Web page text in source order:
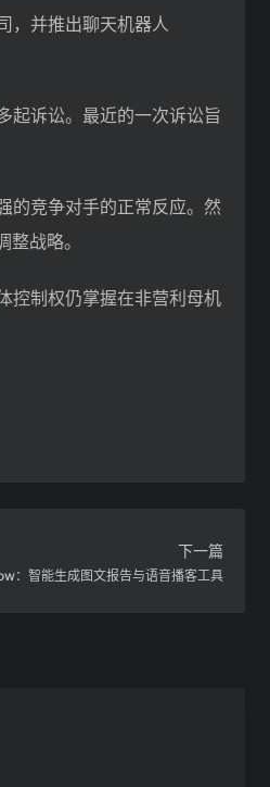
，并推出聊天机器人
起诉讼。最近的一次诉讼旨
的竞争对手的正常反应。然
战略。
控制权仍掌握在非营利母机
下一篇
：智能生成图文报告与语音播客工具